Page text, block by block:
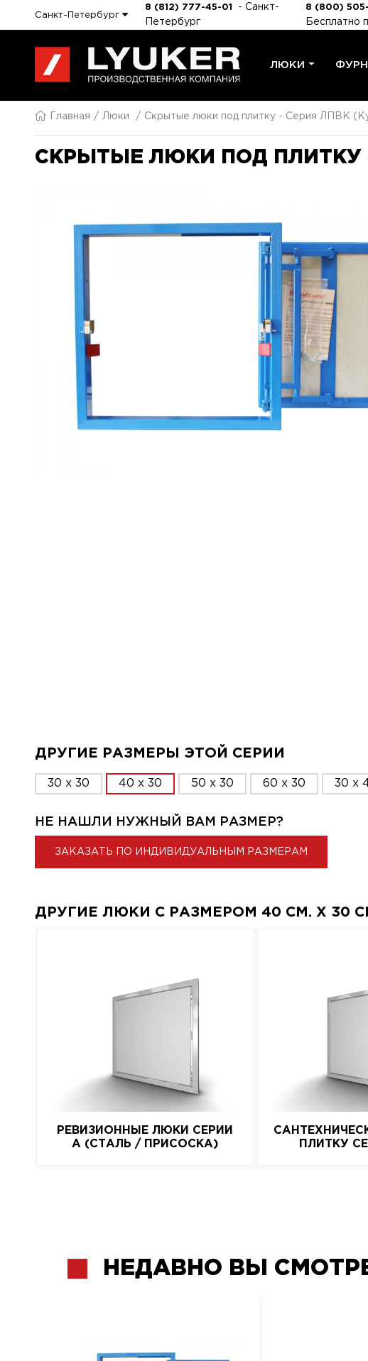
Санкт-Петербург
8 (812) 777-45-01
- Санкт-
Петербург
8 (800) 505-
Бесплатно
ЛЮКИ
Главная Люки Скрытые люки под плитку - Серия ЛПВК
СКРЫТЫЕ ЛЮКИ ПОД ПЛИТКУ
ДРУГИЕ РАЗМЕРЫ ЭТОЙ СЕРИИ
30 x 30 40 x 30 50 x 30 60 x 30 30 x
НЕ НАШЛИ НУЖНЫЙ ВАМ РАЗМЕР?
ЗАКАЗАТЬ ПО ИНДИВИДУАЛЬНЫМ РАЗМЕРАМ
ДРУГИЕ ЛЮКИ С РАЗМЕРОМ 40 СМ. X 30
РЕВИЗИОННЫЕ ЛЮКИ СЕРИИ
A (СТАЛЬ / ПРИСОСКА)
ПЛИТКУ
НЕДАВНО ВЫ